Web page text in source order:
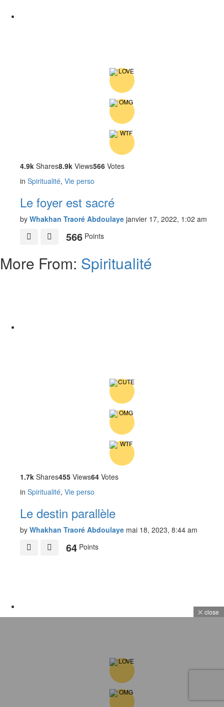
4.9k Shares8.9k Views566 Votes
in Spiritualité, Vie perso
Le foyer est sacré
by Whakhan Traoré Abdoulaye janvier 17, 2022, 1:02 am
566 Points
More From: Spiritualité
1.7k Shares455 Views64 Votes
in Spiritualité, Vie perso
Le destin parallèle
by Whakhan Traoré Abdoulaye mai 18, 2023, 8:44 am
64 Points
close